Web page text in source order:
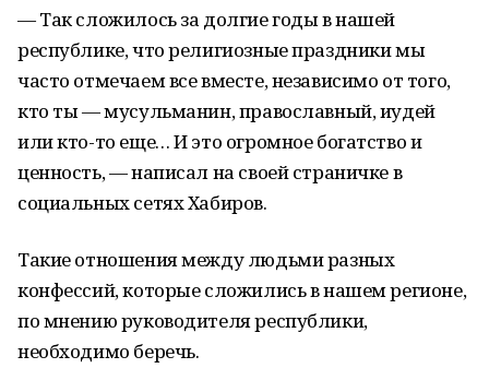
— Так сложилось за долгие годы в нашей
республике, что религиозные праздники мы
часто отмечаем все вместе, независимо от того,
кто ты — мусульманин, православный, иудей
или кто-то еще… И это огромное богатство и
ценность, — написал на своей страничке в
социальных сетях Хабиров.
Такие отношения между людьми разных
конфессий, которые сложились в нашем регионе,
по мнению руководителя республики,
необходимо беречь.